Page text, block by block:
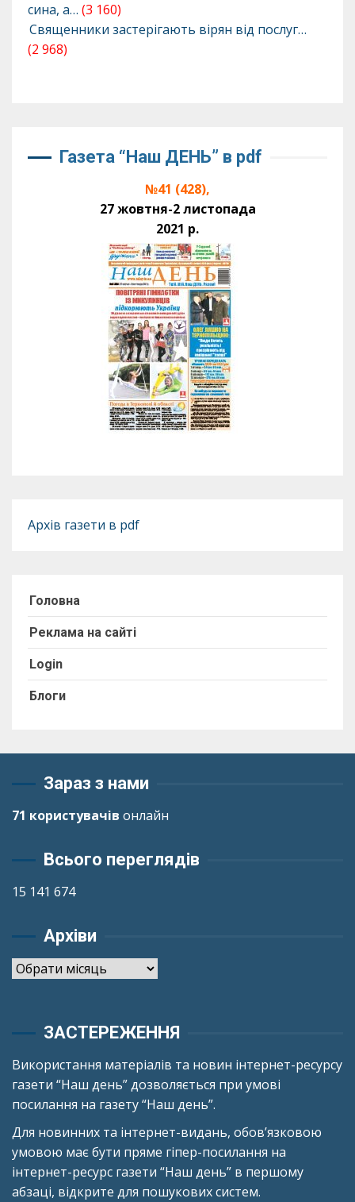
сина, а… (3 160)
Священники застерігають вірян від послуг…
(2 968)
Газета “Наш ДЕНЬ” в pdf
№41 (428),
27 жовтня-2 листопада
2021 р.
Архів газети в pdf
Головна
Реклама на сайті
Login
Блоги
Зараз з нами
71 користувачів онлайн
Всього переглядів
15 141 674
Архіви
Архіви
ЗАСТЕРЕЖЕННЯ
Використання матеріалів та новин інтернет-ресурсу
газети “Наш день” дозволяється при умові
посилання на газету “Наш день”.
Для новинних та інтернет-видань, обов’язковою
умовою має бути пряме гіпер-посилання на
інтернет-ресурс газети “Наш день” в першому
абзаці, відкрите для пошукових систем.